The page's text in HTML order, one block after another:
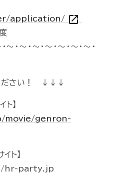
application/ open_in_new
～・～・～・～・～・～・～・
ださい！ ↓↓↓
】
genron-
ト】
hr-party.jp